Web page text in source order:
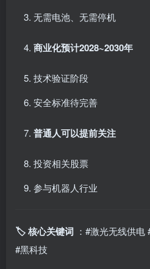
无需电池、无需停机
商业化预计2028~2030年
技术验证阶段
安全标准待完善
普通人可以提前关注
投资相关股票
参与机器人行业
🏷️ 核心关键词 ：#激光无线供
#黑科技